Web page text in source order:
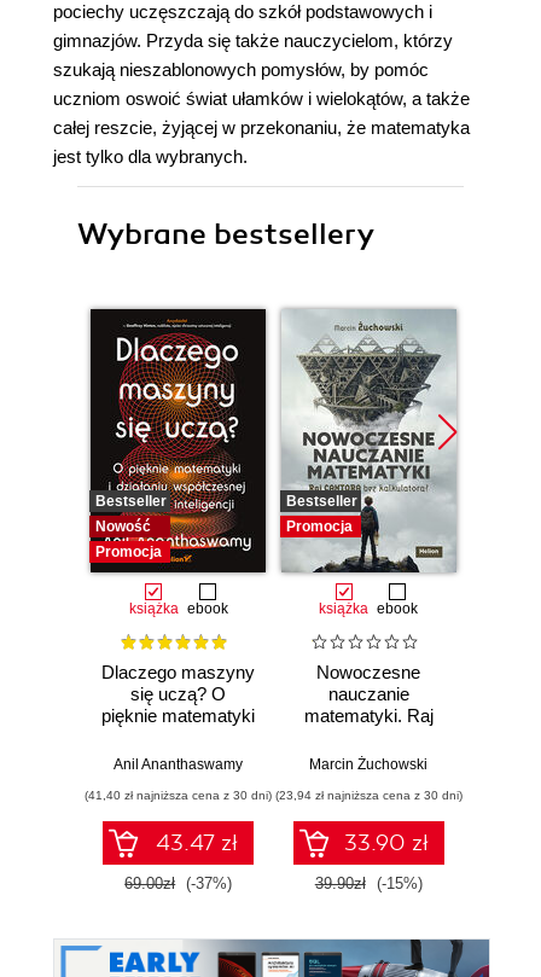
pociechy uczęszczają do szkół podstawowych i
gimnazjów. Przyda się także nauczycielom, którzy
szukają nieszablonowych pomysłów, by pomóc
uczniom oswoić świat ułamków i wielokątów, a także
całej reszcie, żyjącej w przekonaniu, że matematyka
jest tylko dla wybranych.
Wybrane bestsellery
Bestseller
Nowość
Promocja
książka ebook
Dlaczego maszyny
się uczą? O
pięknie matematyki
współczesnej
inteligencji
Anil Ananthaswamy
(41,40 zł najniższa cena z 30 dni)
43.47 zł
69.00zł (-37%)
Bestseller
Promocja
książka ebook
Nowoczesne
nauczanie
matematyki. Raj
kalkulatora?
Marcin Żuchowski
(23,94 zł najniższa cena z 30 dni)
33.90 zł
39.90zł (-15%)